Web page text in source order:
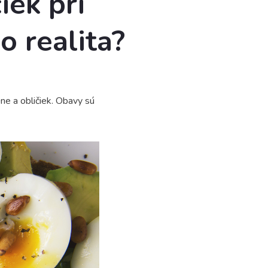
realita?
a obličiek. Obavy sú